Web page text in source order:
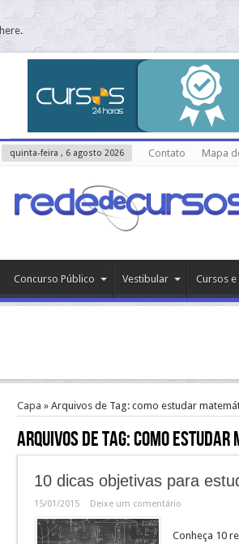
here.
quinta-feira , 6 agosto 2026 Contato Mapa
Concurso Público Vestibular Cursos
Capa » Arquivos de Tag: como estudar
Arquivos de Tag:como estudar
10 dicas objetivas para
15/01/2015 Deixe um comentário
Conheça 10